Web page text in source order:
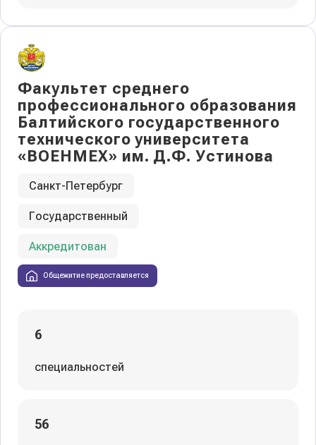
Факультет среднего
профессионального образования
Балтийского государственного
технического университета
«ВОЕНМЕХ» им. Д.Ф. Устинова
Санкт-Петербург
Государственный
Аккредитован
Общежитие предоставляется
6
специальностей
56